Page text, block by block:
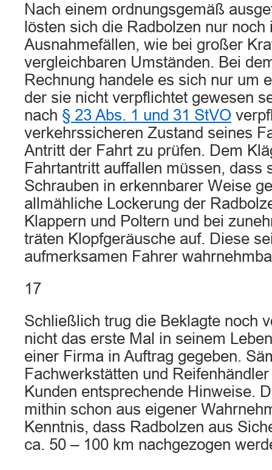
Nach einem ordnungsgemäß
lösten sich die Radbolzen nur noch
Ausnahmefällen, wie bei großer
vergleichbaren Umständen. Bei
Rechnung handele es sich nur um
der sie nicht verpflichtet gewesen
nach § 23 Abs. 1 und 31 StVO
verkehrssicheren Zustand seines
Antritt der Fahrt zu prüfen. Dem
Fahrtantritt auffallen müssen, dass
Schrauben in erkennbarer Weise
allmähliche Lockerung der
Klappern und Poltern und bei
träten Klopfgeräusche auf. Diese
aufmerksamen Fahrer
17
Schließlich trug die Beklagte noch
nicht das erste Mal in seinem
einer Firma in Auftrag gegeben.
Fachwerkstätten und
Kunden entsprechende Hinweise.
mithin schon aus eigener
Kenntnis, dass Radbolzen aus
ca. 50 – 100 km nachgezogen